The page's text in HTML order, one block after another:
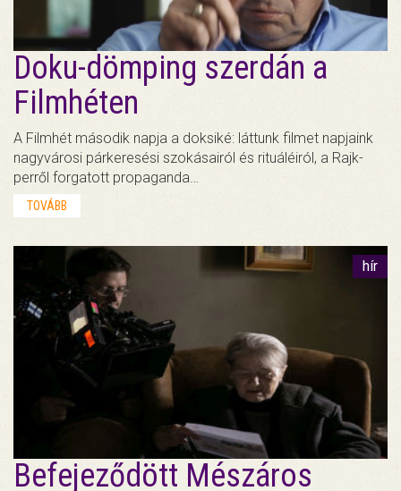
Doku-dömping szerdán a
Filmhéten
A Filmhét második napja a doksiké: láttunk filmet napjaink
nagyvárosi párkeresési szokásairól és rituáléiról, a Rajk-
perről forgatott propaganda…
TOVÁBB
hír
Befejeződött Mészáros